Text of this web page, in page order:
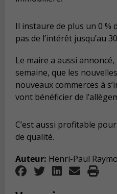
Il instaure de plus un 0 %
pas de l’intérêt jusqu’au
Le maire a aussi
semaine, que les
nouveaux commerces à
vont bénéficier de
C’est aussi profitable
de qualité.
Auteur: Henri-Paul